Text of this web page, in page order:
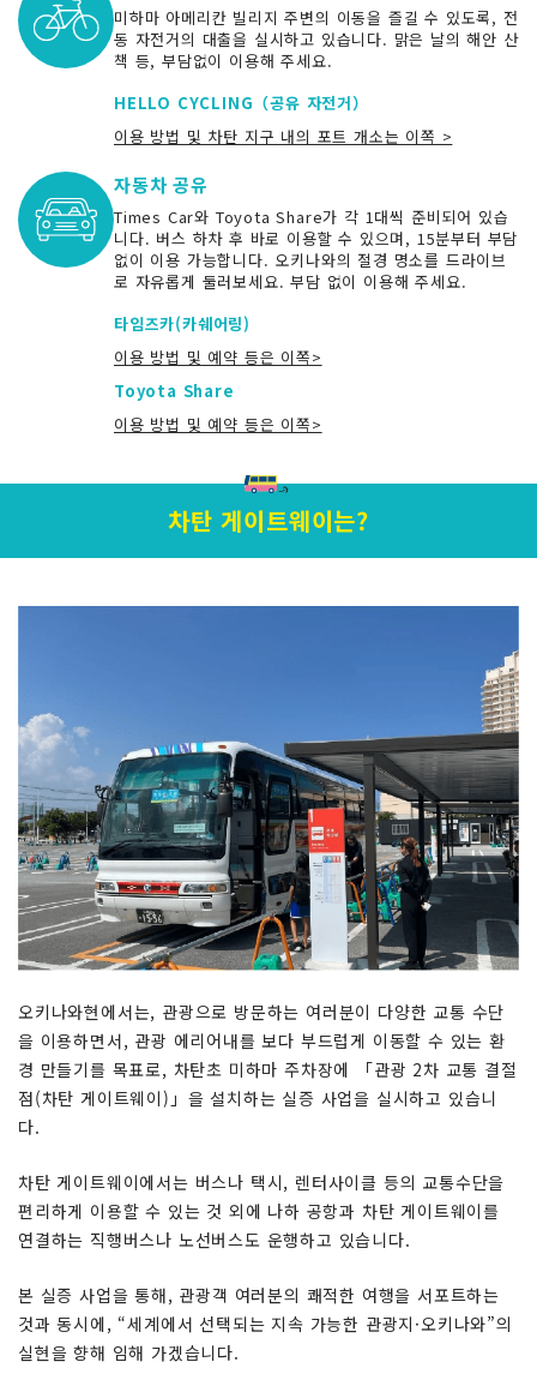
미하마 아메리칸 빌리지 주변의 이동을 즐길 수 있도록, 전
동 자전거의 대출을 실시하고 있습니다. 맑은 날의 해안 산
책 등, 부담없이 이용해 주세요.
HELLO CYCLING（공유 자전거）
이용 방법 및 차탄 지구 내의 포트 개소는 이쪽 >
자동차 공유
Times Car와 Toyota Share가 각 1대씩 준비되어 있습
니다. 버스 하차 후 바로 이용할 수 있으며, 15분부터 부담
없이 이용 가능합니다. 오키나와의 절경 명소를 드라이브
로 자유롭게 둘러보세요. 부담 없이 이용해 주세요.
타임즈카(카쉐어링)
이용 방법 및 예약 등은 이쪽>
Toyota Share
이용 방법 및 예약 등은 이쪽>
차탄 게이트웨이는?
오키나와현에서는, 관광으로 방문하는 여러분이 다양한 교통 수단
을 이용하면서, 관광 에리어내를 보다 부드럽게 이동할 수 있는 환
경 만들기를 목표로, 차탄초 미하마 주차장에 「관광 2차 교통 결절
점(차탄 게이트웨이)」을 설치하는 실증 사업을 실시하고 있습니
다.
차탄 게이트웨이에서는 버스나 택시, 렌터사이클 등의 교통수단을
편리하게 이용할 수 있는 것 외에 나하 공항과 차탄 게이트웨이를
연결하는 직행버스나 노선버스도 운행하고 있습니다.
본 실증 사업을 통해, 관광객 여러분의 쾌적한 여행을 서포트하는
것과 동시에, “세계에서 선택되는 지속 가능한 관광지·오키나와”의
실현을 향해 임해 가겠습니다.